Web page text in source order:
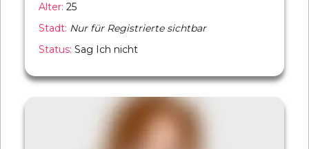
Alter: 25
Stadt: Nur für Registrierte sichtbar
Status: Sag Ich nicht